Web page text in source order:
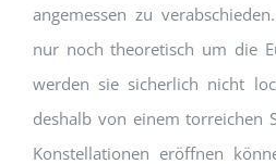
angemessen zu
nur noch theoretisch um die
werden sie sicherlich nicht
deshalb von einem torreichen
Konstellationen eröffnen